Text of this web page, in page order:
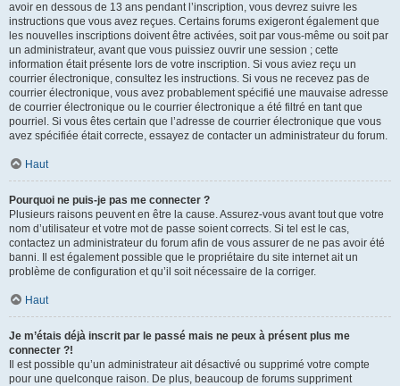
avoir en dessous de 13 ans pendant l’inscription, vous devrez suivre les
instructions que vous avez reçues. Certains forums exigeront également que
les nouvelles inscriptions doivent être activées, soit par vous-même ou soit par
un administrateur, avant que vous puissiez ouvrir une session ; cette
information était présente lors de votre inscription. Si vous aviez reçu un
courrier électronique, consultez les instructions. Si vous ne recevez pas de
courrier électronique, vous avez probablement spécifié une mauvaise adresse
de courrier électronique ou le courrier électronique a été filtré en tant que
pourriel. Si vous êtes certain que l’adresse de courrier électronique que vous
avez spécifiée était correcte, essayez de contacter un administrateur du forum.
Haut
Pourquoi ne puis-je pas me connecter ?
Plusieurs raisons peuvent en être la cause. Assurez-vous avant tout que votre
nom d’utilisateur et votre mot de passe soient corrects. Si tel est le cas,
contactez un administrateur du forum afin de vous assurer de ne pas avoir été
banni. Il est également possible que le propriétaire du site internet ait un
problème de configuration et qu’il soit nécessaire de la corriger.
Haut
Je m’étais déjà inscrit par le passé mais ne peux à présent plus me
connecter ?!
Il est possible qu’un administrateur ait désactivé ou supprimé votre compte
pour une quelconque raison. De plus, beaucoup de forums suppriment